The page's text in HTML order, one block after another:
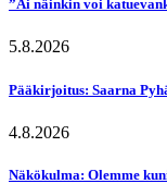
”Ai näinkin voi
5.8.2026
Pääkirjoitus: Saarna
4.8.2026
Näkökulma: Olemme